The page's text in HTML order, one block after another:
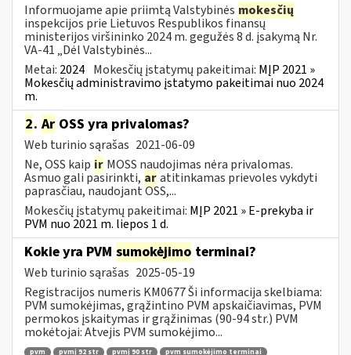
Informuojame apie priimtą Valstybinės mokesčių
inspekcijos prie Lietuvos Respublikos finansų
ministerijos viršininko 2024 m. gegužės 8 d. įsakymą Nr.
VA-41 „Dėl Valstybinės...
Metai: 2024 Mokesčių įstatymų pakeitimai: MĮP 2021 »
Mokesčių administravimo įstatymo pakeitimai nuo 2024
m.
2. Ar OSS yra privalomas?
Web turinio sąrašas 2021-06-09
Ne, OSS kaip ir MOSS naudojimas nėra privalomas.
Asmuo gali pasirinkti, aratitinkamas prievoles vykdyti
paprasčiau, naudojant OSS,...
Mokesčių įstatymų pakeitimai: MĮP 2021 » E-prekyba ir
PVM nuo 2021 m. liepos 1 d.
Kokie yra PVM sumokėjimo terminai?
Web turinio sąrašas 2025-05-19
Registracijos numeris KM0677 Ši informacija skelbiama:
PVM sumokėjimas, grąžintino PVM apskaičiavimas, PVM
permokos įskaitymas ir grąžinimas (90-94 str.) PVM
mokėtojai: Atvejis PVM sumokėjimo...
pvm pvmį 92 str pvmį 90 str pvm sumokėjimo terminai